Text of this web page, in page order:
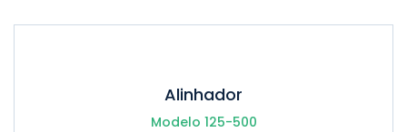
Alinhador
Modelo 125-500